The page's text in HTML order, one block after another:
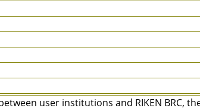
user institutions and RIKEN BRC,